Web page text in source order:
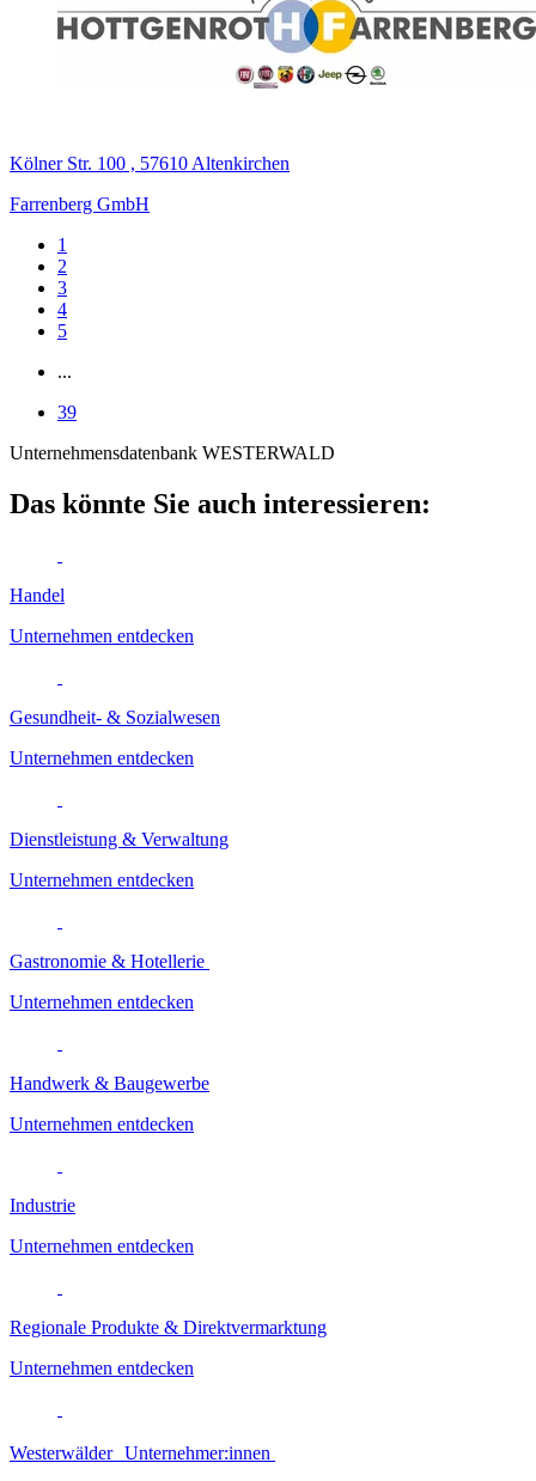
Kölner Str. 100 , 57610 Altenkirchen
Farrenberg GmbH
1
2
3
4
5
...
39
Unternehmensdatenbank WESTERWALD
Das könnte Sie auch interessieren:
Handel
Unternehmen entdecken
Gesundheit- & Sozialwesen
Unternehmen entdecken
Dienstleistung & Verwaltung
Unternehmen entdecken
Gastronomie & Hotellerie
Unternehmen entdecken
Handwerk & Baugewerbe
Unternehmen entdecken
Industrie
Unternehmen entdecken
Regionale Produkte & Direktvermarktung
Unternehmen entdecken
Westerwälder Unternehmer:innen